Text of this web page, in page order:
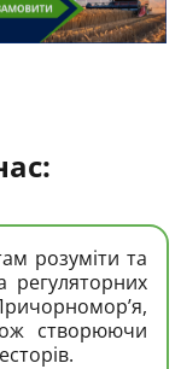
розуміти та
регуляторних
створюючи